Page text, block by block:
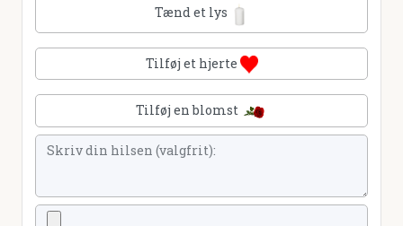
Tænd et lys
Tilføj et hjerte
Tilføj en blomst